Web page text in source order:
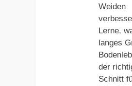
Weiden
Lerne,
langes
der
Schnitt